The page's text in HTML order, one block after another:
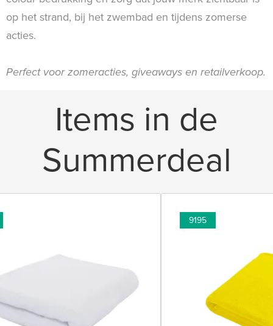
op het strand, bij het zwembad en tijdens zomerse
acties.
Perfect voor zomeracties, giveaways en retailverkoop.
Items in de
Summerdeal
9195